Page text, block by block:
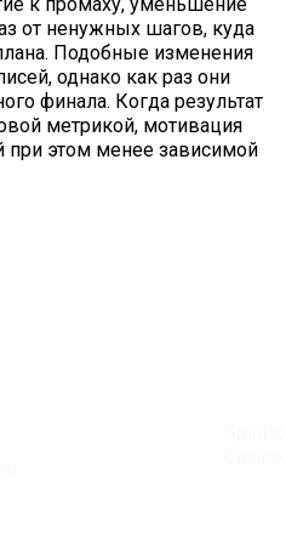
от ненужных шагов, куда
Подобные изменения
однако как раз они
финала. Когда результат
метрикой, мотивация
при этом менее зависимой